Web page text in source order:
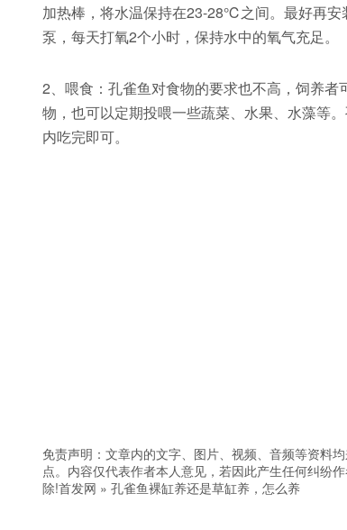
加热棒，将水温保持在23-28℃之间。最好再
泵，每天打氧2个小时，保持水中的氧气充足。
2、喂食：孔雀鱼对食物的要求也不高，饲养
物，也可以定期投喂一些蔬菜、水果、水藻等
内吃完即可。
免责声明：文章内的文字、图片、视频、音频等资料
点。内容仅代表作者本人意见，若因此产生任何纠纷
除!首发网 » 孔雀鱼裸缸养还是草缸养，怎么养